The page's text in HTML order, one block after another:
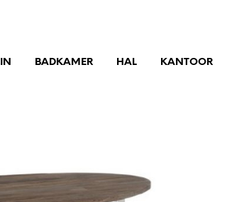
BADKAMER HAL KANTOOR